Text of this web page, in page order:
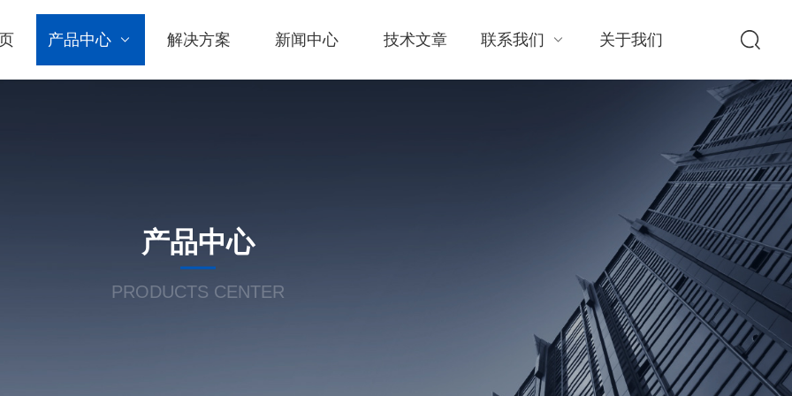
产品中心 解决方案 新闻中心 技术文章 联系我们 关于我们
产品中心
PRODUCTS CENTER